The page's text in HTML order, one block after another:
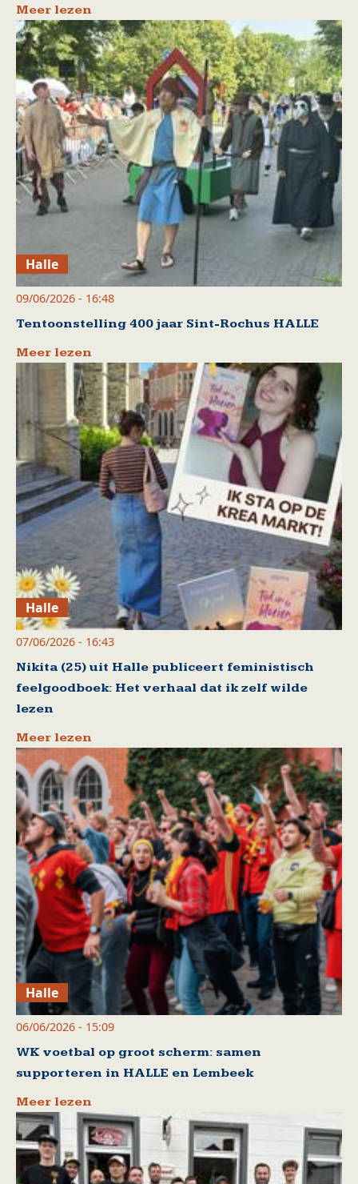
Meer lezen
Halle
09/06/2026 - 16:48
Tentoonstelling 400 jaar Sint-Rochus HALLE
Meer lezen
Halle
07/06/2026 - 16:43
Nikita (25) uit Halle publiceert feministisch
feelgoodboek: Het verhaal dat ik zelf wilde
lezen
Meer lezen
Halle
06/06/2026 - 15:09
WK voetbal op groot scherm: samen
supporteren in HALLE en Lembeek
Meer lezen